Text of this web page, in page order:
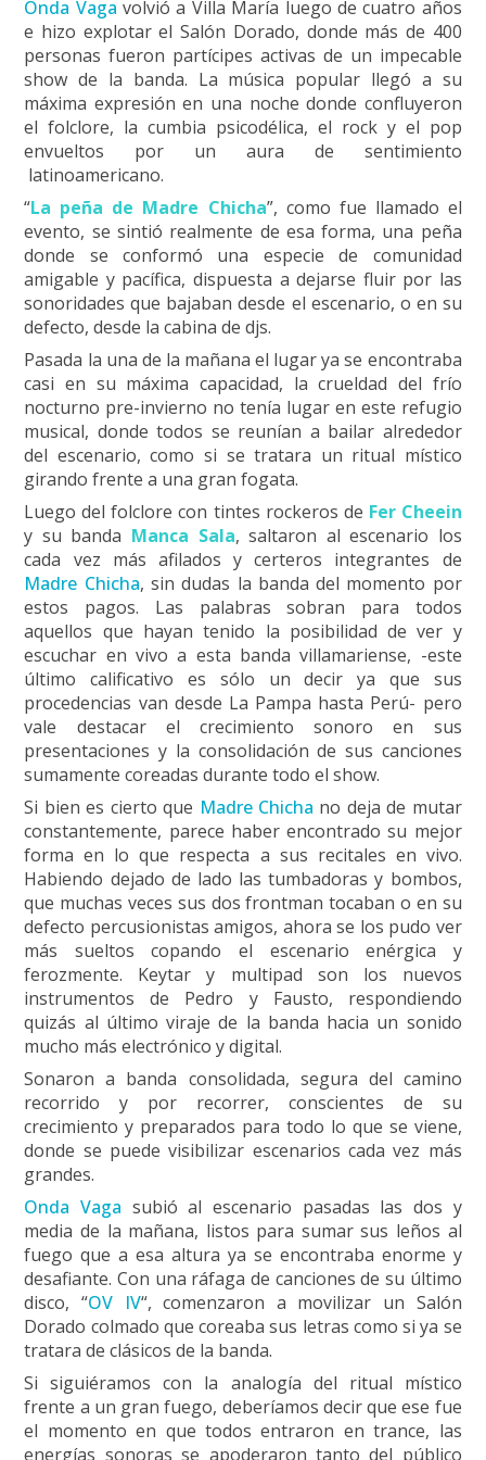
Onda Vaga volvió a Villa María luego de cuatro años
e hizo explotar el Salón Dorado, donde más de 400
personas fueron partícipes activas de un impecable
show de la banda. La música popular llegó a su
máxima expresión en una noche donde confluyeron
el folclore, la cumbia psicodélica, el rock y el pop
envueltos por un aura de sentimiento
latinoamericano.
“La peña de Madre Chicha”, como fue llamado el
evento, se sintió realmente de esa forma, una peña
donde se conformó una especie de comunidad
amigable y pacífica, dispuesta a dejarse fluir por las
sonoridades que bajaban desde el escenario, o en su
defecto, desde la cabina de djs.
Pasada la una de la mañana el lugar ya se encontraba
casi en su máxima capacidad, la crueldad del frío
nocturno pre-invierno no tenía lugar en este refugio
musical, donde todos se reunían a bailar alrededor
del escenario, como si se tratara un ritual místico
girando frente a una gran fogata.
Luego del folclore con tintes rockeros de Fer Cheein
y su banda Manca Sala, saltaron al escenario los
cada vez más afilados y certeros integrantes de
Madre Chicha, sin dudas la banda del momento por
estos pagos. Las palabras sobran para todos
aquellos que hayan tenido la posibilidad de ver y
escuchar en vivo a esta banda villamariense, -este
último calificativo es sólo un decir ya que sus
procedencias van desde La Pampa hasta Perú- pero
vale destacar el crecimiento sonoro en sus
presentaciones y la consolidación de sus canciones
sumamente coreadas durante todo el show.
Si bien es cierto que Madre Chicha no deja de mutar
constantemente, parece haber encontrado su mejor
forma en lo que respecta a sus recitales en vivo.
Habiendo dejado de lado las tumbadoras y bombos,
que muchas veces sus dos frontman tocaban o en su
defecto percusionistas amigos, ahora se los pudo ver
más sueltos copando el escenario enérgica y
ferozmente. Keytar y multipad son los nuevos
instrumentos de Pedro y Fausto, respondiendo
quizás al último viraje de la banda hacia un sonido
mucho más electrónico y digital.
Sonaron a banda consolidada, segura del camino
recorrido y por recorrer, conscientes de su
crecimiento y preparados para todo lo que se viene,
donde se puede visibilizar escenarios cada vez más
grandes.
Onda Vaga subió al escenario pasadas las dos y
media de la mañana, listos para sumar sus leños al
fuego que a esa altura ya se encontraba enorme y
desafiante. Con una ráfaga de canciones de su último
disco, “OV IV“, comenzaron a movilizar un Salón
Dorado colmado que coreaba sus letras como si ya se
tratara de clásicos de la banda.
Si siguiéramos con la analogía del ritual místico
frente a un gran fuego, deberíamos decir que ese fue
el momento en que todos entraron en trance, las
energías sonoras se apoderaron tanto del público